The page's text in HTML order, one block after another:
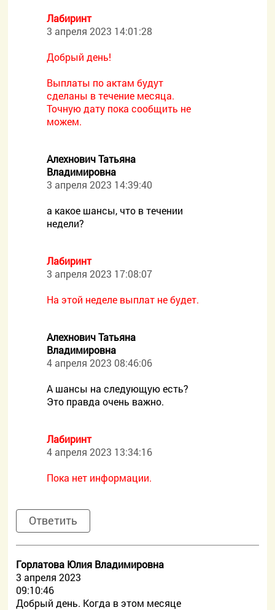
Лабиринт
3 апреля 2023 14:01:28
Добрый день!
Выплаты по актам будут
сделаны в течение месяца.
Точную дату пока сообщить не
можем.
Алехнович Татьяна
Владимировна
3 апреля 2023 14:39:40
а какое шансы, что в течении
недели?
Лабиринт
3 апреля 2023 17:08:07
На этой неделе выплат не будет.
Алехнович Татьяна
Владимировна
4 апреля 2023 08:46:06
А шансы на следующую есть?
Это правда очень важно.
Лабиринт
4 апреля 2023 13:34:16
Пока нет информации.
Ответить
Горлатова Юлия Владимировна
3 апреля 2023
09:10:46
Добрый день. Когда в этом месяце